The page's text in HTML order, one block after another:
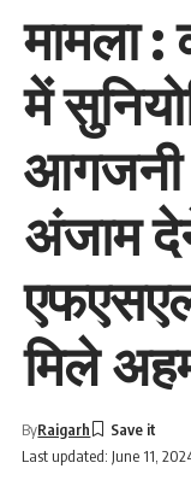
मामला
में
आगजनी
अंजाम
मिले
Last updated: June 11,
ByRaigarh